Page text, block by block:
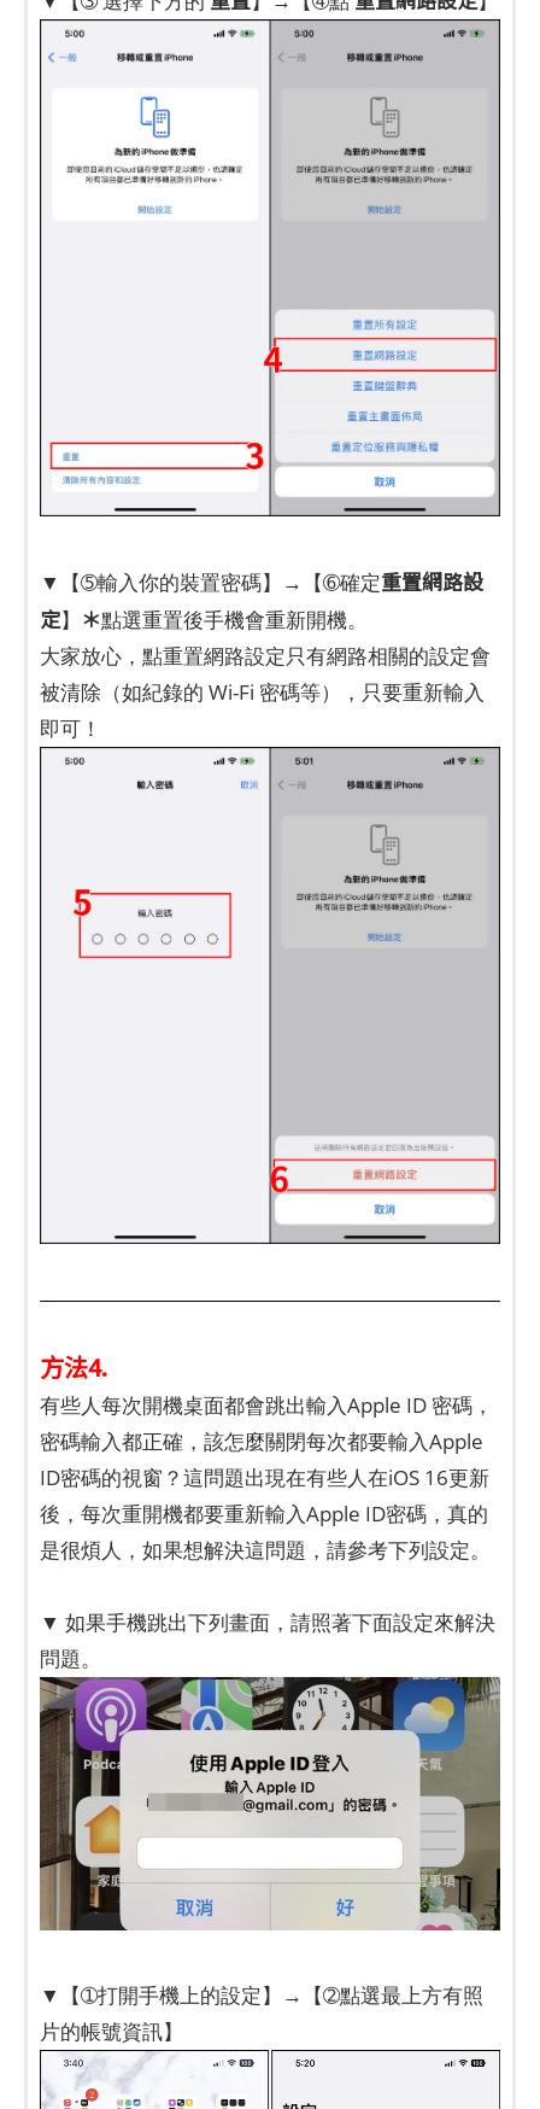
▼【➄輸入你的裝置密碼】→【➅確定重置網路設
定】 ＊點選重置後手機會重新開機。
大家放心，點重置網路設定只有網路相關的設定會
被清除（如紀錄的 Wi-Fi 密碼等），只要重新輸入
即可！
方法4.
有些人每次開機桌面都會跳出輸入Apple ID 密碼，
密碼輸入都正確，該怎麼關閉每次都要輸入Apple
ID密碼的視窗？這問題出現在有些人在iOS 16更新
後，每次重開機都要重新輸入Apple ID密碼，真的
是很煩人，如果想解決這問題，請參考下列設定。
▼ 如果手機跳出下列畫面，請照著下面設定來解決
問題。
▼【➀打開手機上的設定】→【➁點選最上方有照
片的帳號資訊】